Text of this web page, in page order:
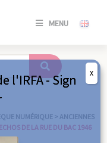
MENU
SE
/
NUMÉRIQUE > ANCIENNES
ECHOS DE LA RUE DU BAC 1946
l'IRFA - Sign
X